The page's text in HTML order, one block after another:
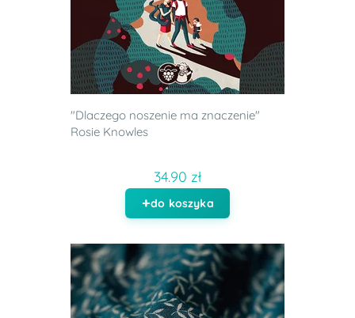
"Dlaczego noszenie ma znaczenie"
Rosie Knowles
34.90 zł
do koszyka